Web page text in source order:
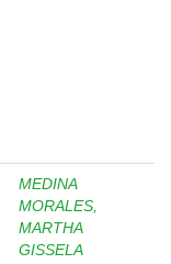
MEDINA
MORALES,
MARTHA
GISSELA